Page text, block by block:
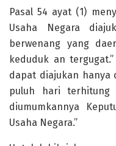
Pasal 54 ayat (1)
Usaha Negara
berwenang yang
keduduk an
dapat diajukan hanya
puluh hari
diumumkannya
Usaha Negara.”